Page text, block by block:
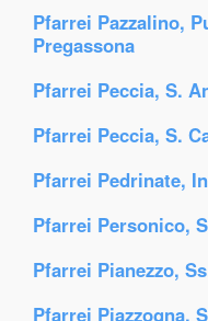
Pfarrei Pazzalino,
Pregassona
Pfarrei Peccia, S.
Pfarrei Peccia, S.
Pfarrei Pedrinate,
Pfarrei Personico,
Pfarrei Pianezzo,
Pfarrei Piazzogna,